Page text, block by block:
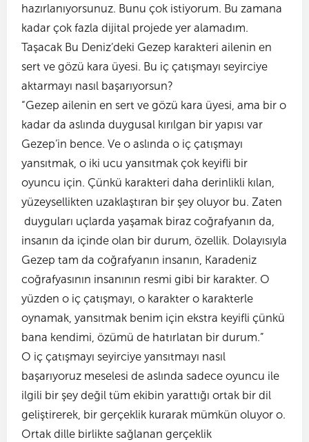
hazırlanıyorsunuz. Bunu çok istiyorum. Bu zamana
kadar çok fazla dijital projede yer alamadım.
Taşacak Bu Deniz’deki Gezep karakteri ailenin en
sert ve gözü kara üyesi. Bu iç çatışmayı seyirciye
aktarmayı nasıl başarıyorsun?
“Gezep ailenin en sert ve gözü kara üyesi, ama bir o
kadar da aslında duygusal kırılgan bir yapısı var
Gezep’in bence. Ve o aslında o iç çatışmayı
yansıtmak, o iki ucu yansıtmak çok keyifli bir
oyuncu için. Çünkü karakteri daha derinlikli kılan,
yüzeysellikten uzaklaştıran bir şey oluyor bu. Zaten
duyguları uçlarda yaşamak biraz coğrafyanın da,
insanın da içinde olan bir durum, özellik. Dolayısıyla
Gezep tam da coğrafyanın insanın, Karadeniz
coğrafyasının insanının resmi gibi bir karakter. O
yüzden o iç çatışmayı, o karakter o karakterle
oynamak, yansıtmak benim için ekstra keyifli çünkü
bana kendimi, özümü de hatırlatan bir durum.”
O iç çatışmayı seyirciye yansıtmayı nasıl
başarıyoruz meselesi de aslında sadece oyuncu ile
ilgili bir şey değil tüm ekibin yarattığı ortak bir dil
geliştirerek, bir gerçeklik kurarak mümkün oluyor o.
Ortak dille birlikte sağlanan gerçeklik